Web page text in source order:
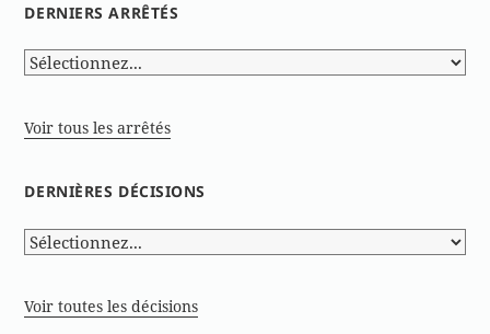
DERNIERS ARRÊTÉS
Voir tous les arrêtés
DERNIÈRES DÉCISIONS
Voir toutes les décisions